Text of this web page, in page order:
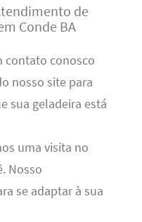
de
Conde BA
contato conosco
nosso site para
sua geladeira está
uma visita no
Nosso
se adaptar à sua